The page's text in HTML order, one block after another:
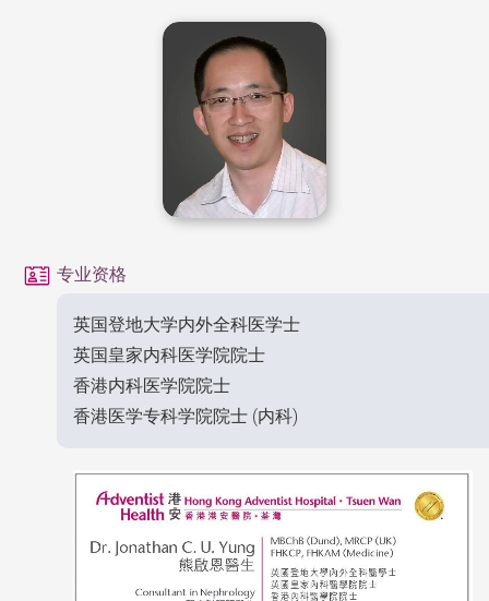
专业资格
英国登地大学内外全科医学士
英国皇家内科医学院院士
香港内科医学院院士
香港医学专科学院院士 (内科)